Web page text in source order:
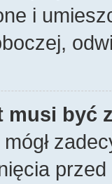
i
musi być